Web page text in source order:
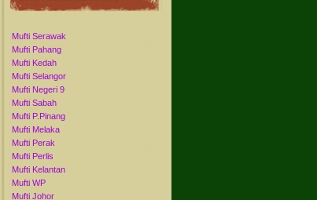
Mufti Serawak
Mufti Pahang
Mufti Kedah
Mufti Selangor
Mufti Negeri 9
Mufti Sabah
Mufti P.Pinang
Mufti Melaka
Mufti Perak
Mufti Perlis
Mufti Kelantan
Mufti WP
Mufti Johor